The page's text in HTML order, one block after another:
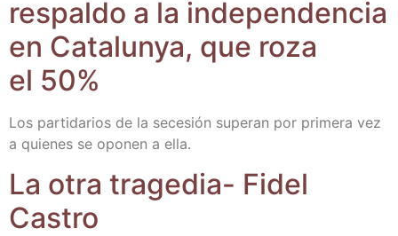
res­pal­do a la inde­pen­den­cia
en Cata­lun­ya, que roza
el 50%
Los par­ti­da­rios de la sece­sión supe­ran por pri­me­ra vez
a quie­nes se opo­nen a ella.
La otra tra­ge­dia- Fidel
Castro